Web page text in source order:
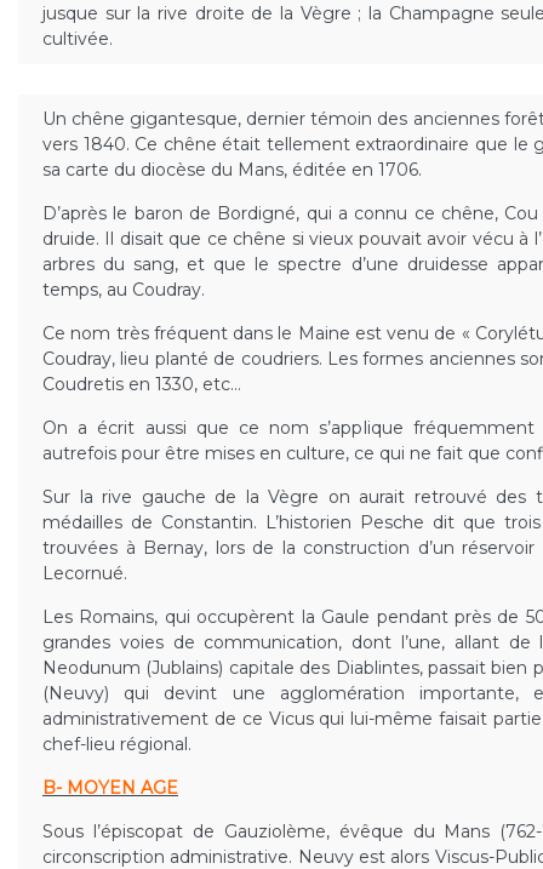
jusque sur la rive droite de la Vègre ; la Champagne
cultivée.
Un chêne gigantesque, dernier témoin des anciennes
vers 1840. Ce chêne était tellement extraordinaire que le
sa carte du diocèse du Mans, éditée en 1706.
D’après le baron de Bordigné, qui a connu ce chêne,
druide. Il disait que ce chêne si vieux pouvait avoir vécu à
arbres du sang, et que le spectre d’une druidesse
temps, au Coudray.
Ce nom très fréquent dans le Maine est venu de «
Coudray, lieu planté de coudriers. Les formes anciennes
Coudretis en 1330, etc…
On a écrit aussi que ce nom s’applique
autrefois pour être mises en culture, ce qui ne fait que
Sur la rive gauche de la Vègre on aurait retrouvé des
médailles de Constantin. L’historien Pesche dit que
trouvées à Bernay, lors de la construction d’un
Lecornué.
Les Romains, qui occupèrent la Gaule pendant près de
grandes voies de communication, dont l’une, allant
Neodunum (Jublains) capitale des Diablintes, passait bien
(Neuvy) qui devint une agglomération importante,
administrativement de ce Vicus qui lui-même faisait
chef-lieu régional.
B- MOYEN AGE
Sous l’épiscopat de Gauziolème, évêque du Mans
circonscription administrative. Neuvy est alors Viscus-